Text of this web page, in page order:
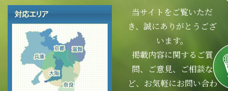
当サイトをご覧いただ
き、誠にありがとうござ
います。
掲載内容に関するご質
問、ご意見、ご相談な
ど、お気軽にお問い合わ